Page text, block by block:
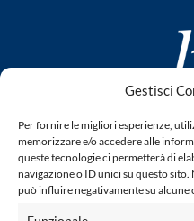
Gestisci
Per fornire le migliori esperienze,
memorizzare e/o accedere alle
queste tecnologie ci permetterà di
navigazione o ID unici su questo
può influire negativamente su
fondato da
Questo blog non
quanto viene aggiornato